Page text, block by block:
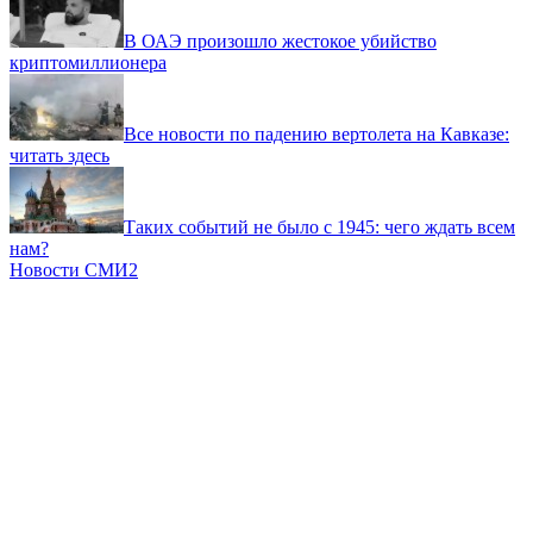
В ОАЭ произошло жестокое убийство
криптомиллионера
Все новости по падению вертолета на Кавказе:
читать здесь
Таких событий не было с 1945: чего ждать всем
нам?
Новости СМИ2